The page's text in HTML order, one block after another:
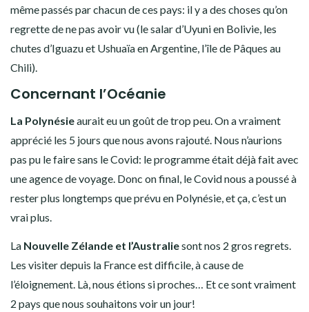
même passés par chacun de ces pays: il y a des choses qu’on
regrette de ne pas avoir vu (le salar d’Uyuni en Bolivie, les
chutes d’Iguazu et Ushuaïa en Argentine, l’île de Pâques au
Chili).
Concernant l’Océanie
La Polynésieaurait eu un goût de trop peu. On a vraiment
apprécié les 5 jours que nous avons rajouté. Nous n’aurions
pas pu le faire sans le Covid: le programme était déjà fait avec
une agence de voyage. Donc on final, le Covid nous a poussé à
rester plus longtemps que prévu en Polynésie, et ça, c’est un
vrai plus.
La Nouvelle Zélande et l’Australiesont nos 2 gros regrets.
Les visiter depuis la France est difficile, à cause de
l’éloignement. Là, nous étions si proches… Et ce sont vraiment
2 pays que nous souhaitons voir un jour!